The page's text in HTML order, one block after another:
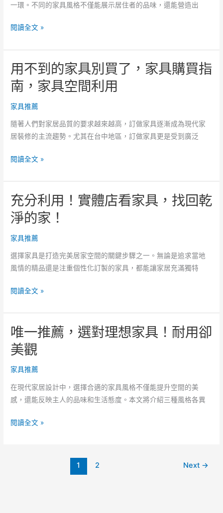
想
具，
化
客
製
風
格
一環。不同的家具風格不僅能展示居住者的品味，還能營造出
最
選
擇！
家
具
選
指
南，
單
風
格！
閱讀全文 »
用不到的家具別買了，家具購買指
南，家具空間利用
家具推薦
隨著人們對家居品質的要求越來越高，訂做家具逐漸成為現代家
居裝修的主流趨勢。尤其在台中地區，訂做家具更是受到廣泛
用
到
的
家
具
別
了，
家
購
南，
家
具
空
間
利
閱讀全文 »
充分利用！實體店看家具，找回乾
淨的家！
家具推薦
選擇家具是打造完美居家空間的關鍵步驟之一。無論是追求當地
風情的精品還是注重個性化訂製的家具，都能讓家居充滿獨特
充
利
用！
實
體
店
家
具，
回
閱讀全文 »
唯一推薦，選對理想家具！耐用卻
美觀
家具推薦
在現代家居設計中，選擇合適的家具風格不僅能提升空間的美
感，還能反映主人的品味和生活態度。本文將介紹三種風格各異
唯
閱讀全文 »
1 2 Next →